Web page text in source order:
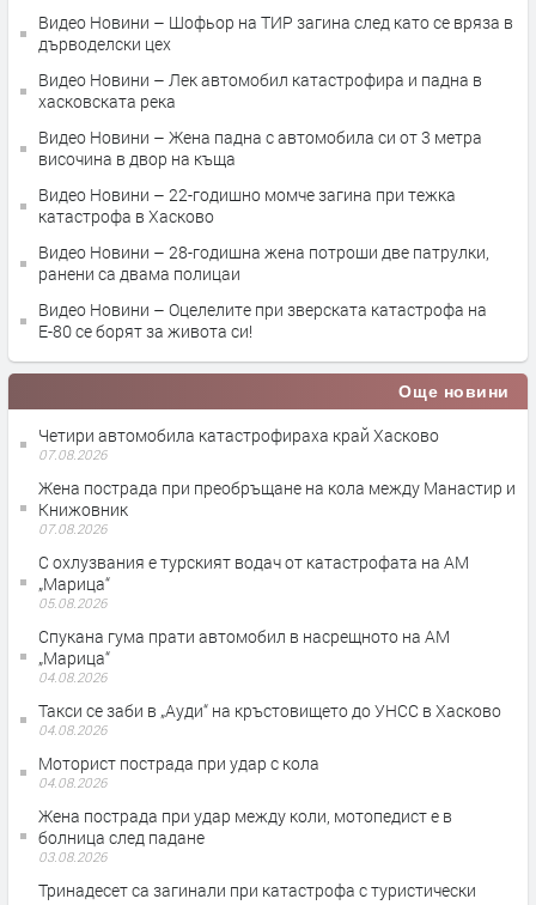
Видео Новини – Шофьор на ТИР загина след като се вряза в
дърводелски цех
Видео Новини – Лек автомобил катастрофира и падна в
хасковската река
Видео Новини – Жена падна с автомобила си от 3 метра
височина в двор на къща
Видео Новини – 22-годишно момче загина при тежка
катастрофа в Хасково
Видео Новини – 28-годишна жена потроши две патрулки,
ранени са двама полицаи
Видео Новини – Оцелелите при зверската катастрофа на
Е-80 се борят за живота си!
Още новини
Четири автомобила катастрофираха край Хасково
07.08.2026
Жена пострада при преобръщане на кола между Манастир и
Книжовник
07.08.2026
С охлузвания е турският водач от катастрофата на АМ
„Марица“
05.08.2026
Спукана гума прати автомобил в насрещното на АМ
„Марица“
04.08.2026
Такси се заби в „Ауди“ на кръстовището до УНСС в Хасково
04.08.2026
Моторист пострада при удар с кола
04.08.2026
Жена пострада при удар между коли, мотопедист е в
болница след падане
03.08.2026
Тринадесет са загинали при катастрофа с туристически